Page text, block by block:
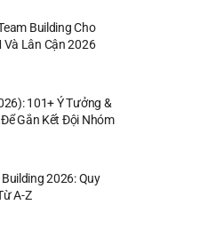
Building Cho
Và Lân Cận 2026
101+ Ý Tưởng &
Gắn Kết Đội Nhóm
2026: Quy
A-Z